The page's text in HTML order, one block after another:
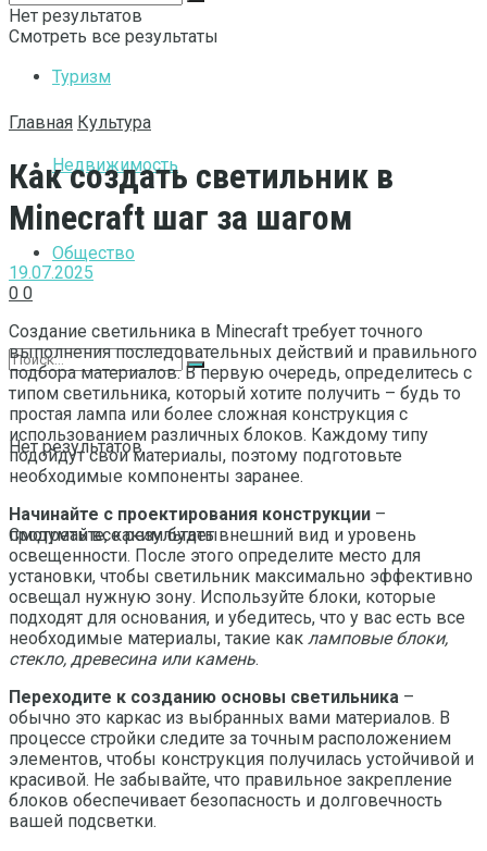
Туризм
Недвижимость
Общество
Нет результатов
Смотреть все результаты
Нет результатов
Смотреть все результаты
Главная Культура
Как создать светильник в
Minecraft шаг за шагом
19.07.2025
0 0
Создание светильника в Minecraft требует точного
выполнения последовательных действий и правильного
подбора материалов. В первую очередь, определитесь с
типом светильника, который хотите получить – будь то
простая лампа или более сложная конструкция с
использованием различных блоков. Каждому типу
подойдут свои материалы, поэтому подготовьте
необходимые компоненты заранее.
Начинайте с проектирования конструкции –
продумайте, каким будет внешний вид и уровень
освещенности. После этого определите место для
установки, чтобы светильник максимально эффективно
освещал нужную зону. Используйте блоки, которые
подходят для основания, и убедитесь, что у вас есть все
необходимые материалы, такие как ламповые блоки,
стекло, древесина или камень.
Переходите к созданию основы светильника –
обычно это каркас из выбранных вами материалов. В
процессе стройки следите за точным расположением
элементов, чтобы конструкция получилась устойчивой и
красивой. Не забывайте, что правильное закрепление
блоков обеспечивает безопасность и долговечность
вашей подсветки.